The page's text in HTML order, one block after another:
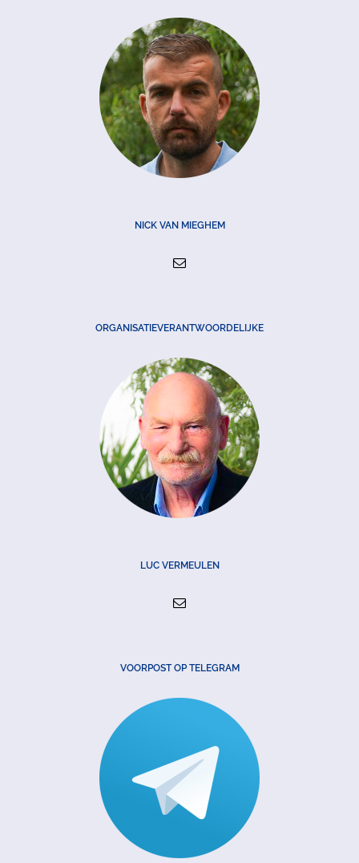
NICK VAN MIEGHEM
ORGANISATIEVERANTWOORDELIJKE
LUC VERMEULEN
VOORPOST OP TELEGRAM